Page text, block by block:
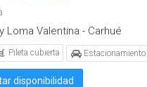
Loma Valentina - Carhué
Pileta cubierta Estacionamiento
disponibilidad